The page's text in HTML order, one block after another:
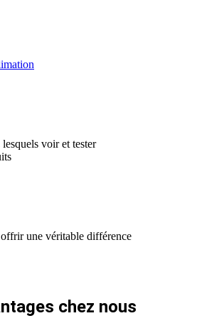
voir et tester
une véritable différence
chez nous